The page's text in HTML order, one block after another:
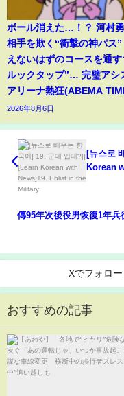
ボール消えた…！？ 河村勇
相手を欺く“衝撃の神パス”
えないはずのコースを通す
ルックタップ”… 完璧アシ
アリーナ熱狂(ABEMA
2026年8月6日
[뉴스로
Korean
傳95年次後役男恢復1年兵
Xでフォロー
おすすめの記事